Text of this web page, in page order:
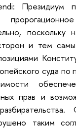
Президиум
поскольку
и тем
суда по
прав и
таким